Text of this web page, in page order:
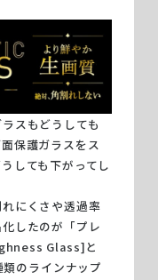
スもどうしても
保護ガラスをス
しても下がってし
にくさや透過率
したのが「プレ
Glass]と
のラインナップ